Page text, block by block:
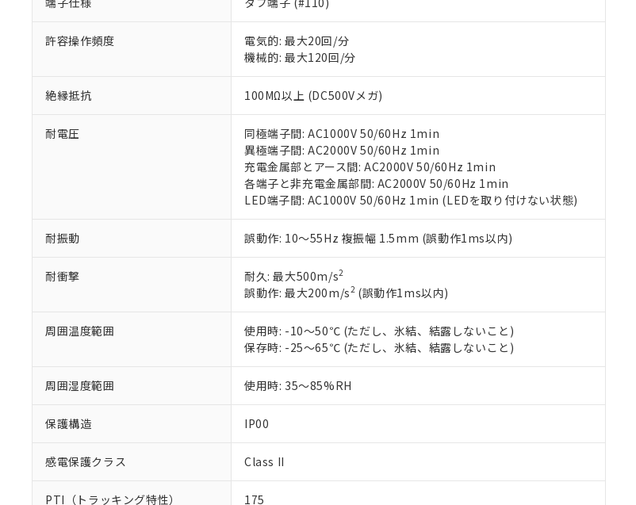
許容操作頻度
電気的: 最大20回/分
機械的: 最大120回/分
絶縁抵抗 100MΩ以上 (DC500Vメガ)
耐電圧
同極端子間: AC1000V 50/60Hz 1min
異極端子間: AC2000V 50/60Hz 1min
充電金属部とアース間: AC2000V 50/60Hz 1min
各端子と非充電金属部間: AC2000V 50/60Hz 1min
LED端子間: AC1000V 50/60Hz 1min (LEDを取り付けない状態)
耐振動 誤動作: 10～55Hz 複振幅 1.5mm (誤動作1ms以内)
耐衝撃 耐久: 最大500m/s2
誤動作: 最大200m/s2(誤動作1ms以内)
周囲温度範囲
使用時: -10～50℃ (ただし、氷結、結露しないこと)
保存時: -25～65℃ (ただし、氷結、結露しないこと)
周囲湿度範囲 使用時: 35～85%RH
保護構造 IP00
感電保護クラス Class II
PTI（トラッキング特性） 175
以下の条件をお読みいただき、同意のうえご利用ください。
本サービスは、当社制御機器事業取扱商品の当社在庫状況および標
当社制御機器事業取扱商品の中には、本サービスの対象外となる商
在庫状況および標準価格照会結果は、記載している更新日時点での
のであり、閲覧された時点での実際の在庫および標準価格とは異な
い。
正式な納期状況および標準価格はお客様のお取引先、またはお客様
当社販売員にご相談ください。
オムロン制御機器販売店や当社販売拠点は「販売ネットワーク
在庫状況および標準価格結果を当社の事前の承諾なく第三者に漏洩
す。
マイパーツ機能（部品リスト作成サービス）をご利用いただくに
ている必要があります。
お客様が当ウェブサイト上で当社にご登録された部品リストについ
が、当社の製品・サービスに関するお客様との取引・商談に必要な
さい。
※当社の共同利用者とは、 "個人情報の共同利用に関して"
いる法人を指します。
があります。
*EU RoHS指令（10物質）：
鉛(Pb) 1000ppm以下、 水銀(Hg) 1000ppm以下、 カドミウム(Cd) 100ppm以下、
六価クロム(Cr(Ⅵ)) 1000ppm以下、ポリ臭化ビフェニル類(PBB) 1000ppm以下、ポリ臭化ジ
フタル酸ビス(2-エチルヘキシル) (DEHP)(別名：DOP) 1000ppm以下、フタル酸ブチルベンジ
ル（DBP） 1000ppm以下、フタル酸ジイソブチル (DIBP) 1000ppm以下
但し、RoHS指令で産業用監視および制御機器に対する適用除外項目は除く。
フタル酸エステル類の４物質については閾値を超える意図的な使用がないことを確認していま
※2 対応予定月
部品在庫の切り替え状況などにより、予定月が前後することがあります。
※3 非含有証明書ダウンロード
EU RoHS指令（10物質）の非含有証明書
51物質の非含有証明書（当社基準）
※本証明書は発行日時点で非含有を証明するもので、過去に遡って非含
また、RoHS指令のフタル酸エステル類４物質の対応では、対応完了ま
混在することから備考欄に対応日を記載しておりました。
※1 中国RoHS○×表
「○」：最大均質材料含有率が中国RoHSの基準値以下であることを示し
「×」：最大均質材料含有率が中国RoHSの基準値を超えていることを示
「－」：未確認です。当社販売部門へお問い合わせください。
Cr(Ⅵ)(六価クロム) : 1000ppm、 PBBs(ポリ臭化ビフェニル類) : 1000ppm、 PBDEs(ポリ臭化
DBP(フタル酸ジブチル) : 1000ppm、 DIBP(フタル酸ジイソブチル) : 1000ppm、 BBP(フタル
DEHP(フタル酸ビス(2-エチルヘキシル)) : 1000ppm
※2 環境保護使用期限
「ｅ」：有害物質（10物質）のすべてが基準値以下であることを示します
「10」：通常の使用状況下において有害物質が外部に漏えいし、環境に
味します。
「－」：未確認です。当社販売部門へお問い合わせください。
当社は、これら貴社製品のうち、外国為替および外国貿易法に定め
などの必要な手続きをとります。
当社は規制貨物を破棄する場合は、完全に破砕するなど、違法に輸
ます。
当社は貴社製品を、核兵器、ミサイル、化学兵器、生物兵器または
置等に一切使用いたしません。
当社は、貴社製品を第三者に販売する場合は、上記1、2および3の
また当社は、販売先および販売に係わる関係者が違法に輸出するお
たしません。
合意する
記
説明
○ 一定数以上の在庫あり
△ 一定数には満たないが在庫あり
－
在庫なし(最新の在庫状況については、お客様のお取引先、また
機器販売店・当社販売員にご確認ください)
空
白
受注生産機種、また在庫状況の情報を公開していない機種